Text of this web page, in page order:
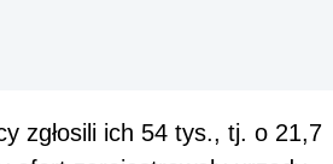
zgłosili ich 54 tys., tj. o 21,7